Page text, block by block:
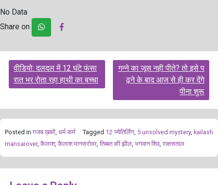
No Data
Share on
Post
navigation
वीडियो: दलदल में 12 घंटे फंसा
रात भर रोता रहा हाथी का बच्चा
गन्ने का जूस नही पीते? तो इसे प
ढ़ने के बाद आज से ही कर देंगे
पीना शुरू
Posted in गजब ख़बरें, धर्म कर्म Tagged 12 ज्येतिर्लिंग, 5 unsolved mystery, kailash
mansarover, कैलाश, कैलाश मानसरोवर, तिब्बत की झील, भगवान शिव, राक्षसताल